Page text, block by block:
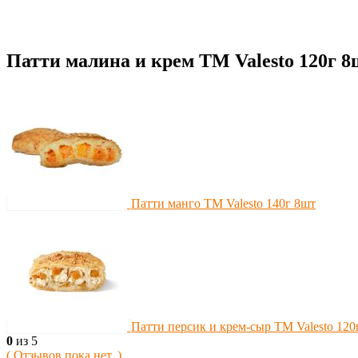
Патти малина и крем TM Valesto 120г
Патти манго TM Valesto 140г 8шт
Патти персик и крем-сыр TM Valesto
0 из 5